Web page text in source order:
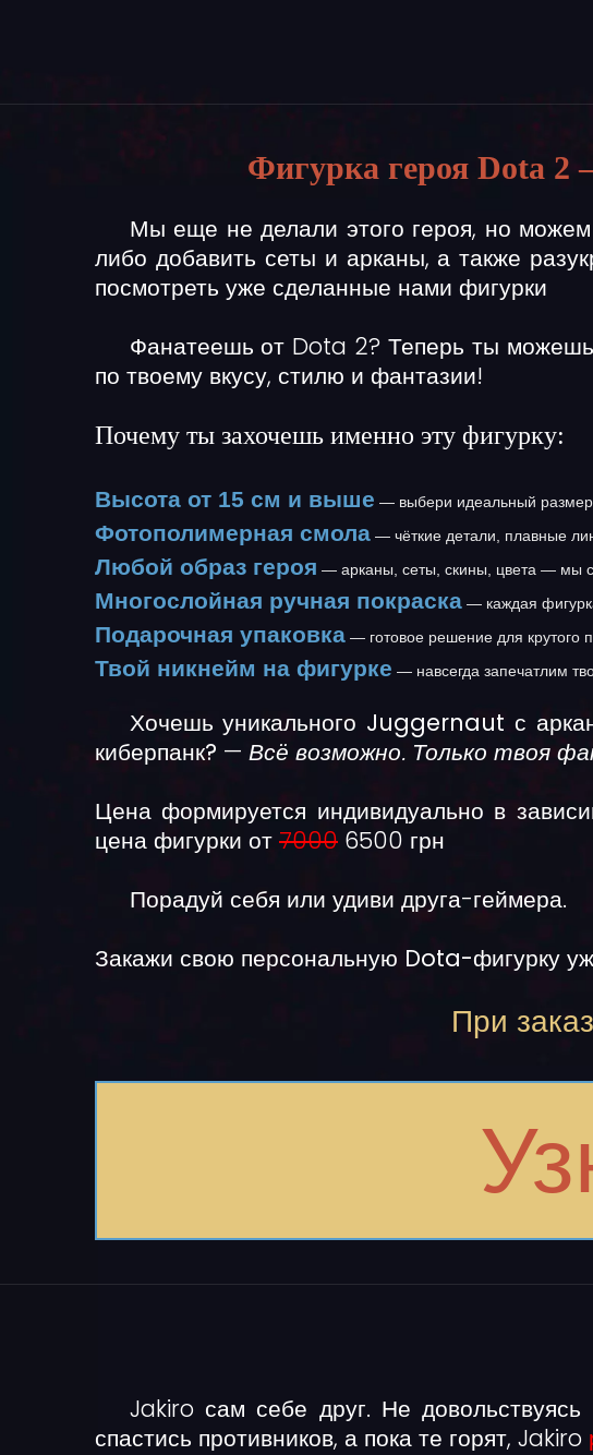
Фигурка героя Dota
Мы еще не делали этого героя, но
либо добавить сеты и арканы, а также
посмотреть уже сделанные нами фигурки
Фанатеешь от Dota 2? Теперь ты
по твоему вкусу, стилю и фантазии!
Почему ты захочешь именно эту фигурку:
Высота от 15 см и выше — выбери идеальный
Фотополимерная смола — чёткие детали, плавные
Любой образ героя — арканы, сеты, скины, цвета — мы
Многослойная ручная покраска — каждая
Подарочная упаковка — готовое решение для крутого
Твой никнейм на фигурке — навсегда запечатлим
Хочешь уникального Juggernaut с
киберпанк? — Всё возможно. Только твоя
Цена формируется индивидуально в
цена фигурки от 7000 6500 грн
Порадуй себя или удиви друга-геймера.
Закажи свою персональную Dota-фигурку
При
Jakiro сам себе друг. Не
спастись противников, а пока те горят, Jakiro